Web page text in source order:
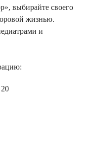
выбирайте своего
жизнью.
и